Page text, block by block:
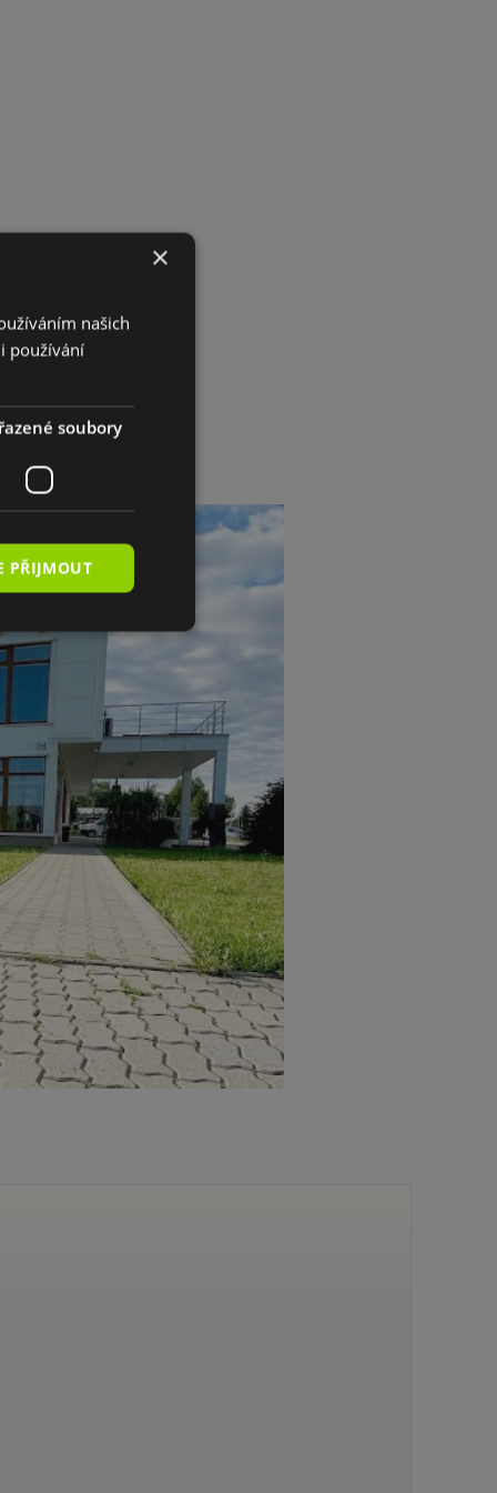
×
našich
používání
soubory
PŘIJMOUT